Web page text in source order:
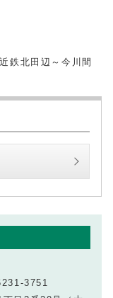
鉄北田辺～今川間
3751